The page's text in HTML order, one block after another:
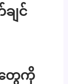
ျင်
ေကို